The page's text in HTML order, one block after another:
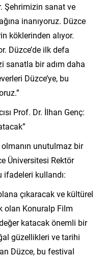
Şehrimizin sanat ve
inanıyoruz. Düzce
köklerinden alıyor.
Düzce’de ilk defa
sanatla bir adım daha
Düzce’ye, bu
Prof. Dr. İlhan Genç:
unutulmaz bir
Üniversitesi Rektör
ifadeleri kullandı:
çıkaracak ve kültürel
olan Konuralp Film
katacak önemli bir
güzellikleri ve tarihi
Düzce, bu festival